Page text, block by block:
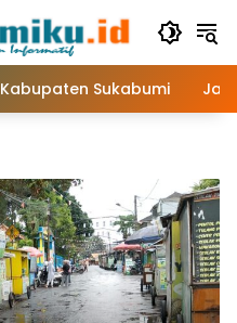
Kabupaten Sukabumi